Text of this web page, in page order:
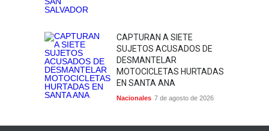
CAPTURAN A SIETE
SUJETOS ACUSADOS DE
DESMANTELAR
MOTOCICLETAS HURTADAS
EN SANTA ANA
Nacionales 7 de agosto de 2026